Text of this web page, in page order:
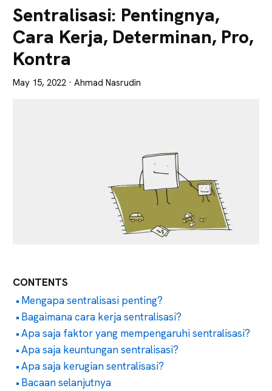
Tajam
Sentralisasi: Pentingnya,
Cara Kerja, Determinan, Pro,
Kontra
May 15, 2022 · Ahmad Nasrudin
CONTENTS
Mengapa sentralisasi penting?
Bagaimana cara kerja sentralisasi?
Apa saja faktor yang mempengaruhi sentralisasi?
Apa saja keuntungan sentralisasi?
Apa saja kerugian sentralisasi?
Bacaan selanjutnya